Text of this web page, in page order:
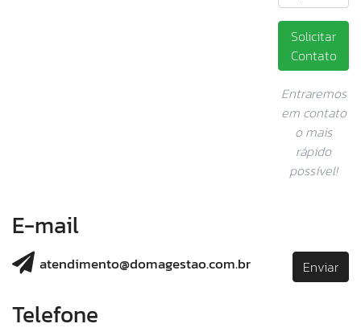
Solicitar
Contato
Entraremos
em contato
o mais
rápido
possível!
E-mail
atendimento@domagestao.com.br Enviar
Telefone